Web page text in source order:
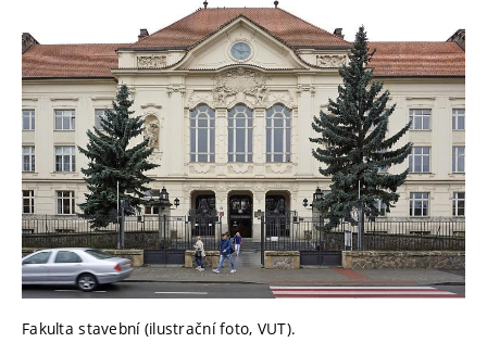
Fakulta stavební (ilustrační foto, VUT).